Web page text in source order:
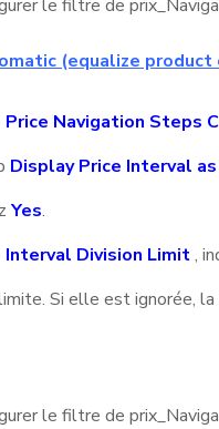
(equalize product
Price Navigation Steps
Display Price Interval
Yes.
Interval Division Limit,
Si elle est ignorée,